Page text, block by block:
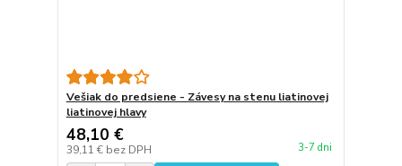
Vešiak do predsiene - Závesy na stenu liatinovej
liatinovej hlavy
48,10 €
39,11 € bez DPH 3-7 dni